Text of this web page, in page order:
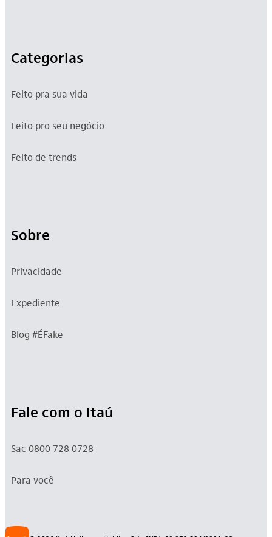
Categorias
Feito pra sua vida
Feito pro seu negócio
Feito de trends
Sobre
Privacidade
Expediente
Blog #ÉFake
Fale com o Itaú
Sac 0800 728 0728
Para você